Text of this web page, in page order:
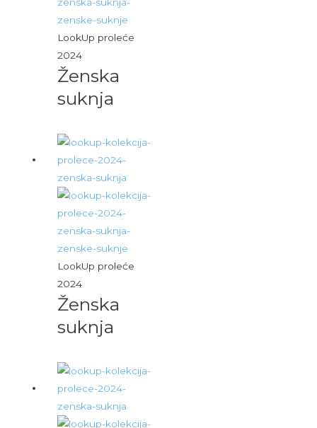
LookUp proleće
2024
Ženska
suknja
LookUp proleće
2024
Ženska
suknja